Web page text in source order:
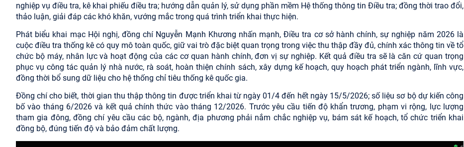
nghiệp vụ điều tra, kê khai phiếu điều tra; hướng dẫn quản lý, sử dụng phần mềm Hệ thống thông tin Điều tra; đồng thời trao đổi,
thảo luận, giải đáp các khó khăn, vướng mắc trong quá trình triển khai thực hiện.
Phát biểu khai mạc Hội nghị, đồng chí Nguyễn Mạnh Khương nhấn mạnh, Điều tra cơ sở hành chính, sự nghiệp năm 2026 là
cuộc điều tra thống kê có quy mô toàn quốc, giữ vai trò đặc biệt quan trọng trong việc thu thập đầy đủ, chính xác thông tin về tổ
chức bộ máy, nhân lực và hoạt động của các cơ quan hành chính, đơn vị sự nghiệp. Kết quả điều tra sẽ là căn cứ quan trọng
phục vụ công tác quản lý nhà nước, rà soát, hoàn thiện chính sách, xây dựng kế hoạch, quy hoạch phát triển ngành, lĩnh vực,
đồng thời bổ sung dữ liệu cho hệ thống chỉ tiêu thống kê quốc gia.
Đồng chí cho biết, thời gian thu thập thông tin được triển khai từ ngày 01/4 đến hết ngày 15/5/2026; số liệu sơ bộ dự kiến công
bố vào tháng 6/2026 và kết quả chính thức vào tháng 12/2026. Trước yêu cầu tiến độ khẩn trương, phạm vi rộng, lực lượng
tham gia đông, đồng chí yêu cầu các bộ, ngành, địa phương phải nắm chắc nghiệp vụ, bám sát kế hoạch, tổ chức triển khai
đồng bộ, đúng tiến độ và bảo đảm chất lượng.